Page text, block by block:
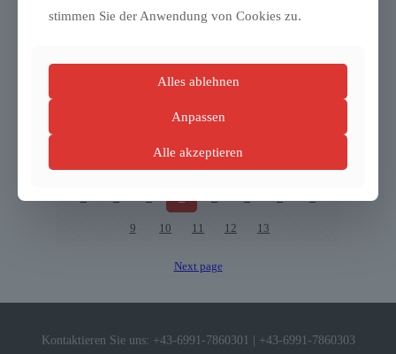
Hauptwerkstätte, dem Verkehrsmuseum Remise und im Infocenter
Read more
9 10 11 12 13
Next page
Kontaktieren Sie uns: +43-6991-7860301 | +43-6991-7860303
stimmen Sie der Anwendung von Cookies zu.
Alles ablehnen
Anpassen
Alle akzeptieren